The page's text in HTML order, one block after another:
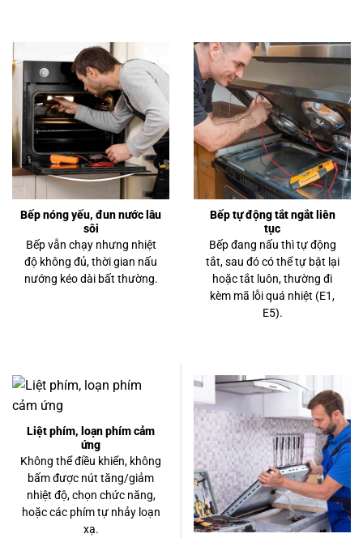
Bếp nóng yếu, đun nước lâu
sôi
Bếp vẫn chạy nhưng nhiệt
độ không đủ, thời gian nấu
nướng kéo dài bất thường.
Bếp tự động tắt ngắt liên
tục
Bếp đang nấu thì tự động
tắt, sau đó có thể tự bật lại
hoặc tắt luôn, thường đi
kèm mã lỗi quá nhiệt (E1,
E5).
Liệt phím, loạn phím cảm
ứng
Không thể điều khiển, không
bấm được nút tăng/giảm
nhiệt độ, chọn chức năng,
hoặc các phím tự nhảy loạn
xạ.